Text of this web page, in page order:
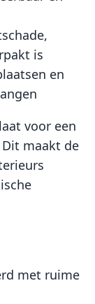
is
en
voor een
maakt de
met ruime